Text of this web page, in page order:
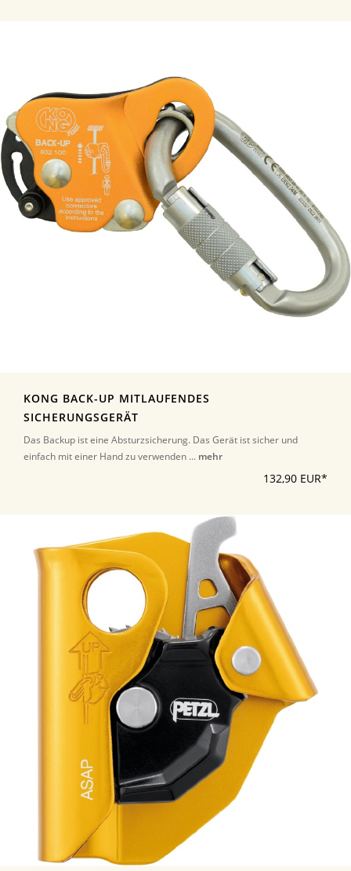
KONG BACK-UP MITLAUFENDES
SICHERUNGSGERÄT
Das Backup ist eine Absturzsicherung. Das Gerät ist sicher und
einfach mit einer Hand zu verwenden ... mehr
132,90 EUR*